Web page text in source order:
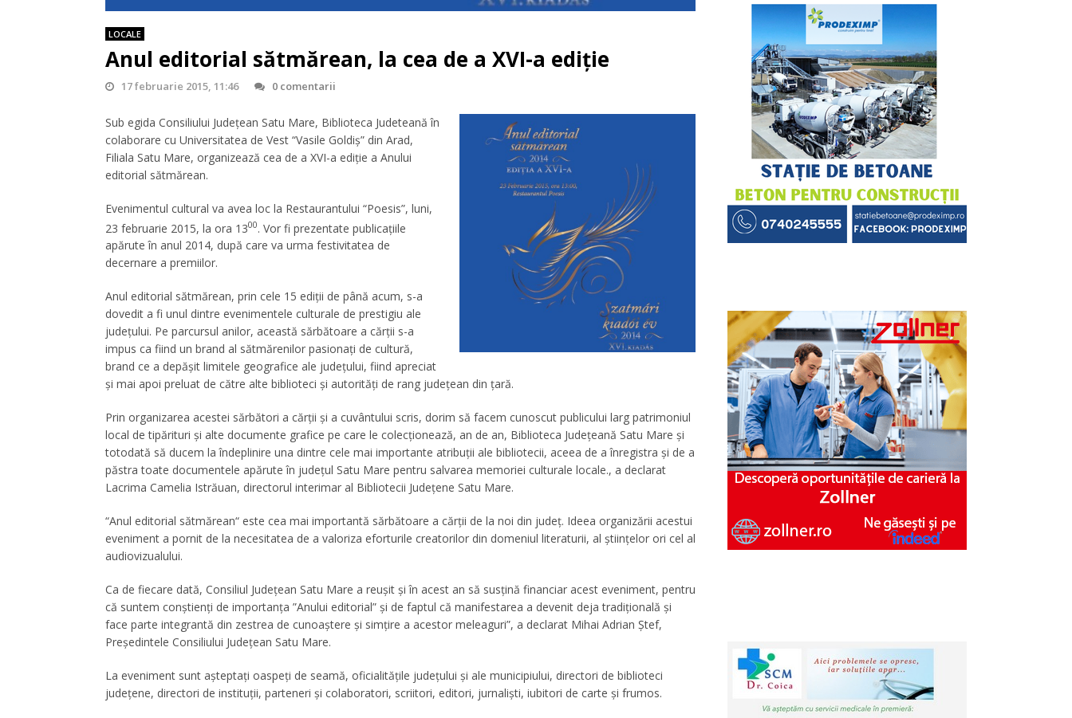
LOCALE
Anul editorial sătmărean, la cea de a XVI-a ediție
17 februarie 2015, 11:46 0 comentarii
Sub egida Consiliului Județean Satu Mare, Biblioteca Judeteană în
colaborare cu Universitatea de Vest “Vasile Goldiș” din Arad,
Filiala Satu Mare, organizează cea de a XVI-a ediție a Anului
editorial sătmărean.
Evenimentul cultural va avea loc la Restaurantului “Poesis”, luni,
23 februarie 2015, la ora 1300. Vor fi prezentate publicațiile
apărute în anul 2014, după care va urma festivitatea de
decernare a premiilor.
Anul editorial sătmărean, prin cele 15 ediții de până acum, s-a
dovedit a fi unul dintre evenimentele culturale de prestigiu ale
județului. Pe parcursul anilor, această sărbătoare a cărții s-a
impus ca fiind un brand al sătmărenilor pasionați de cultură,
brand ce a depășit limitele geografice ale județului, fiind apreciat
și mai apoi preluat de către alte biblioteci și autorități de rang județean din țară.
Prin organizarea acestei sărbători a cărții și a cuvântului scris, dorim să facem cunoscut publicului larg patrimoniul
local de tipărituri și alte documente grafice pe care le colecționează, an de an, Biblioteca Județeană Satu Mare și
totodată să ducem la îndeplinire una dintre cele mai importante atribuții ale bibliotecii, aceea de a înregistra și de a
păstra toate documentele apărute în județul Satu Mare pentru salvarea memoriei culturale locale., a declarat
Lacrima Camelia Istrăuan, directorul interimar al Bibliotecii Județene Satu Mare.
“Anul editorial sătmărean“ este cea mai importantă sărbătoare a cărții de la noi din județ. Ideea organizării acestui
eveniment a pornit de la necesitatea de a valoriza eforturile creatorilor din domeniul literaturii, al științelor ori cel al
audiovizualului.
Ca de fiecare dată, Consiliul Județean Satu Mare a reușit și în acest an să susțină financiar acest eveniment, pentru
că suntem conștienți de importanța ”Anului editorial” și de faptul că manifestarea a devenit deja tradițională și
face parte integrantă din zestrea de cunoaștere și simțire a acestor meleaguri”, a declarat Mihai Adrian Ștef,
Președintele Consiliului Județean Satu Mare.
La eveniment sunt așteptați oaspeți de seamă, oficialitățile județului și ale municipiului, directori de biblioteci
județene, directori de instituții, parteneri și colaboratori, scriitori, editori, jurnaliști, iubitori de carte și frumos.